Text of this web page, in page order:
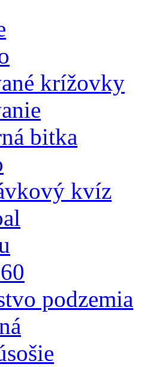
krížovky
bitka
kvíz
podzemia